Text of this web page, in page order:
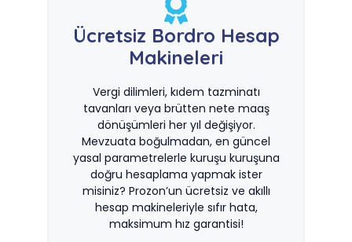
Ücretsiz Bordro Hesap
Makineleri
Vergi dilimleri, kıdem tazminatı
tavanları veya brütten nete maaş
dönüşümleri her yıl değişiyor.
Mevzuata boğulmadan, en güncel
yasal parametrelerle kuruşu kuruşuna
doğru hesaplama yapmak ister
misiniz? Prozon’un ücretsiz ve akıllı
hesap makineleriyle sıfır hata,
maksimum hız garantisi!